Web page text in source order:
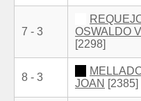
7 - 3
OSWALDO
[2298]
8 - 3
JOAN [2385]